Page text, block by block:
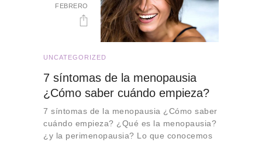
FEBRERO
UNCATEGORIZED
7 síntomas de la menopausia
¿Cómo saber cuándo empieza?
7 síntomas de la menopausia ¿Cómo saber
cuándo empieza? ¿Qué es la menopausia?
¿y la perimenopausia? Lo que conocemos